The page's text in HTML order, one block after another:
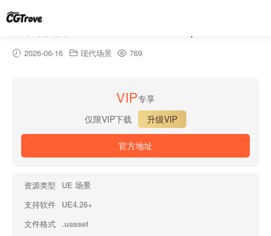
2026-06-16 现代场景 769
VIP专享
仅限VIP下载
升级VIP
官方地址
资源类型
UE 场景
支持软件 UE4.26+
文件格式 .uasset